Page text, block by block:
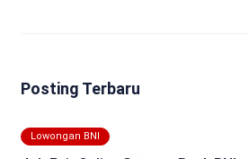
Posting Terbaru
Lowongan BNI